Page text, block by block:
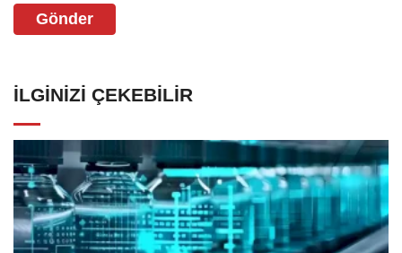
Gönder
İLGINIZI ÇEKEBILIR